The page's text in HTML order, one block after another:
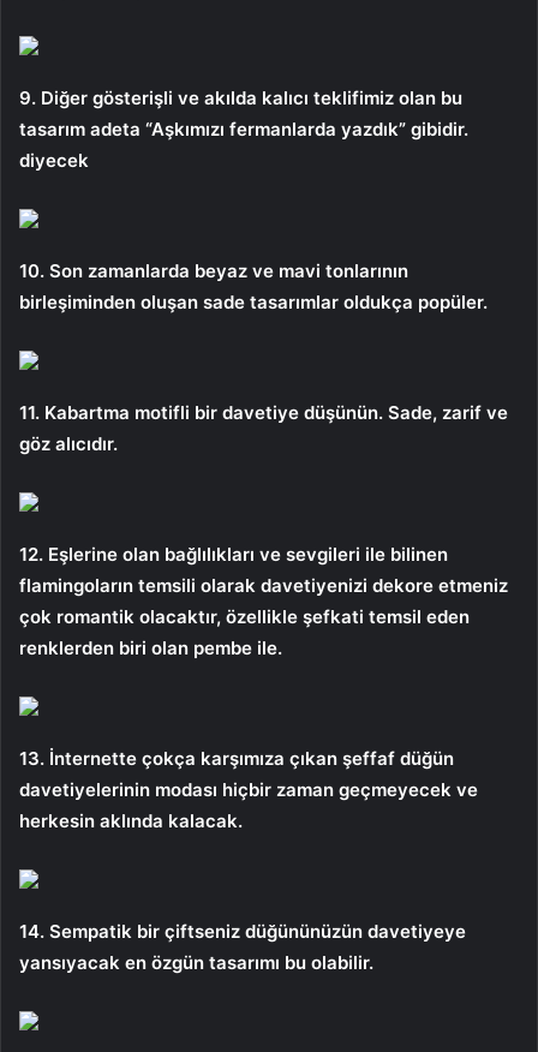
9. Diğer gösterişli ve akılda kalıcı teklifimiz olan bu
tasarım adeta “Aşkımızı fermanlarda yazdık” gibidir.
diyecek
10. Son zamanlarda beyaz ve mavi tonlarının
birleşiminden oluşan sade tasarımlar oldukça popüler.
11. Kabartma motifli bir davetiye düşünün. Sade, zarif ve
göz alıcıdır.
12. Eşlerine olan bağlılıkları ve sevgileri ile bilinen
flamingoların temsili olarak davetiyenizi dekore etmeniz
çok romantik olacaktır, özellikle şefkati temsil eden
renklerden biri olan pembe ile.
13. İnternette çokça karşımıza çıkan şeffaf düğün
davetiyelerinin modası hiçbir zaman geçmeyecek ve
herkesin aklında kalacak.
14. Sempatik bir çiftseniz düğününüzün davetiyeye
yansıyacak en özgün tasarımı bu olabilir.